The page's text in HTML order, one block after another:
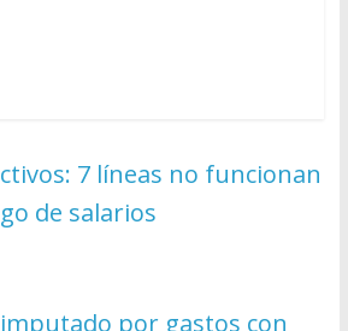
7 líneas no funcionan
de salarios
por gastos con